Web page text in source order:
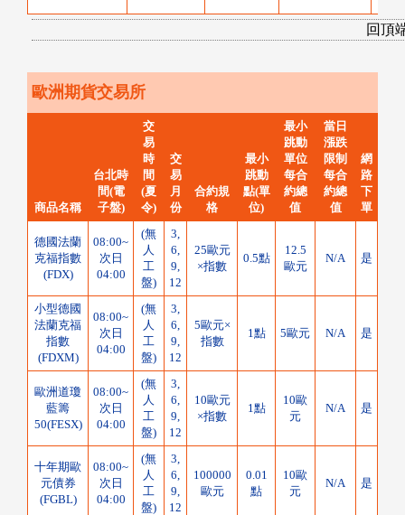
回頂
歐洲期貨交易所
商品名稱
台北時
間(電
子盤)
交
易
時
間
(夏
令)
交
易
月
份
合約規
格
最小
跳動
點(單
位)
最小
跳動
單位
每合
約總
值
當日
漲跌
限制
每合
約總
值
網
路
下
單
德國法蘭
克福指數
(FDX)
08:00~
次日
04:00
(無
人
工
盤)
3,
6,
9,
12
25歐元
×指數
0.5點
12.5
歐元
N/A 是
小型德國
法蘭克福
指數
(FDXM)
08:00~
次日
04:00
(無
人
工
盤)
3,
6,
9,
12
5歐元×
指數
1點 5歐元 N/A 是
歐洲道瓊
藍籌
50(FESX)
08:00~
次日
04:00
(無
人
工
盤)
3,
6,
9,
12
10歐元
×指數
1點
10歐
元
N/A 是
十年期歐
元債券
(FGBL)
08:00~
次日
04:00
(無
人
工
盤)
3,
6,
9,
12
100000
歐元
0.01
點
10歐
元
N/A 是